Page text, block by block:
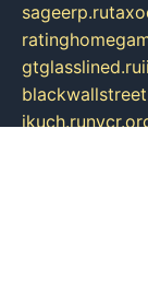
sageerp.ru
gtglasslined.ru
ikuch.ru